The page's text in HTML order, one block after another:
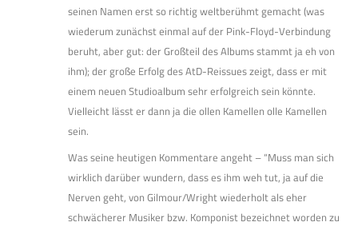
seinen Namen erst so richtig weltberühmt gemacht (was
wiederum zunächst einmal auf der Pink-Floyd-Verbindung
beruht, aber gut: der Großteil des Albums stammt ja eh von
ihm); der große Erfolg des AtD-Reissues zeigt, dass er mit
einem neuen Studioalbum sehr erfolgreich sein könnte.
Vielleicht lässt er dann ja die ollen Kamellen olle Kamellen
sein.
Was seine heutigen Kommentare angeht – “Muss man sich
wirklich darüber wundern, dass es ihm weh tut, ja auf die
Nerven geht, von Gilmour/Wright wiederholt als eher
schwächerer Musiker bzw. Komponist bezeichnet worden zu